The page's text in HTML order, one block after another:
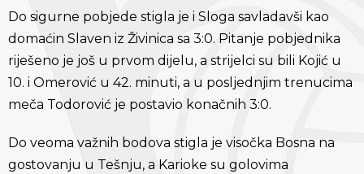
Do sigurne pobjede stigla je i Sloga savladavši kao
domaćin Slaven iz Živinica sa 3:0. Pitanje pobjednika
riješeno je još u prvom dijelu, a strijelci su bili Kojić u
10. i Omerović u 42. minuti, a u posljednjim trenucima
meča Todorović je postavio konačnih 3:0.
Do veoma važnih bodova stigla je visočka Bosna na
gostovanju u Tešnju, a Karioke su golovima